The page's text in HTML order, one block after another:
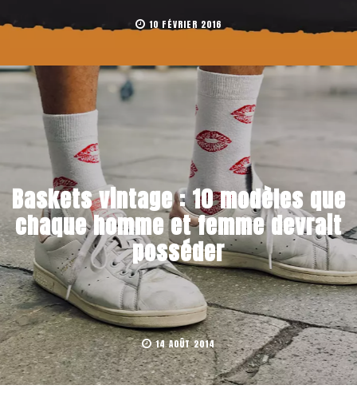
10 FÉVRIER 2016
Baskets vintage : 10 modèles que
chaque homme et femme devrait
posséder
14 AOÛT 2014